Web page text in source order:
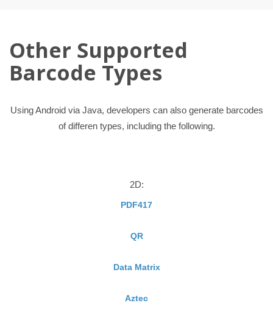
Other Supported
Barcode Types
Using Android via Java, developers can also generate barcodes
of differen types, including the following.
2D:
PDF417
QR
Data Matrix
Aztec